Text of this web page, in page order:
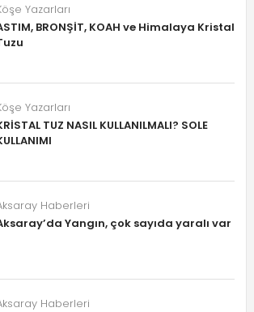
Yazarları
BRONŞİT, KOAH ve Himalaya Kristal
Yazarları
TUZ NASIL KULLANILMALI? SOLE
Haberleri
Yangın, çok sayıda yaralı var
Haberleri